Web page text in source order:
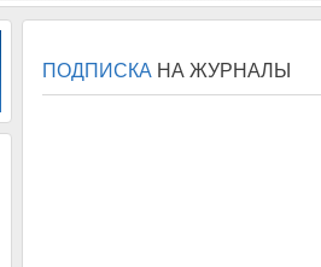
ПОДПИСКА НА ЖУРНАЛЫ